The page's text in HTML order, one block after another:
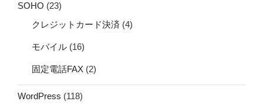
SOHO (23)
クレジットカード決済 (4)
モバイル (16)
固定電話FAX (2)
WordPress (118)